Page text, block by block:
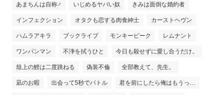
あまちんは自称♂ いじめるヤバい奴 きみは面倒な婚約者
インフェクション オタクも恋する肉食紳士 カーストヘヴン
ハムラアキラ ブックライブ モンキーピーク レムナント
ワンパンマン 不浄を拭うひと 今日も殺せずに愛し合うだけ。
俎上の鯉は二度跳ねる 偽装不倫 全部教えて、先生。
凪のお暇 出会って5秒でバトル 君を前にしたら俺はもうっ…